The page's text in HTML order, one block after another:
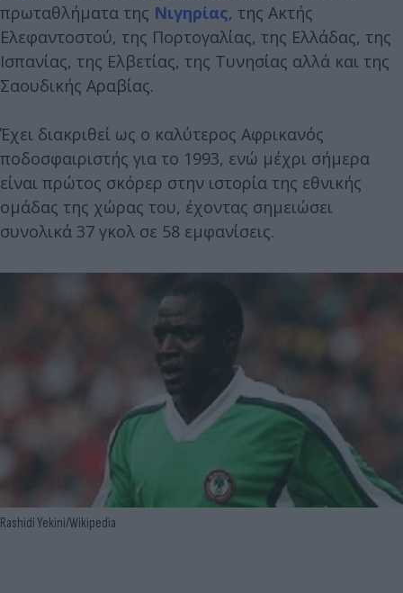
πρωταθλήματα της Νιγηρίας, της Ακτής
Ελεφαντοστού, της Πορτογαλίας, της Ελλάδας, της
Ισπανίας, της Ελβετίας, της Τυνησίας αλλά και της
Σαουδικής Αραβίας.
Έχει διακριθεί ως ο καλύτερος Αφρικανός
ποδοσφαιριστής για το 1993, ενώ μέχρι σήμερα
είναι πρώτος σκόρερ στην ιστορία της εθνικής
ομάδας της χώρας του, έχοντας σημειώσει
συνολικά 37 γκολ σε 58 εμφανίσεις.
Rashidi Yekini/Wikipedia